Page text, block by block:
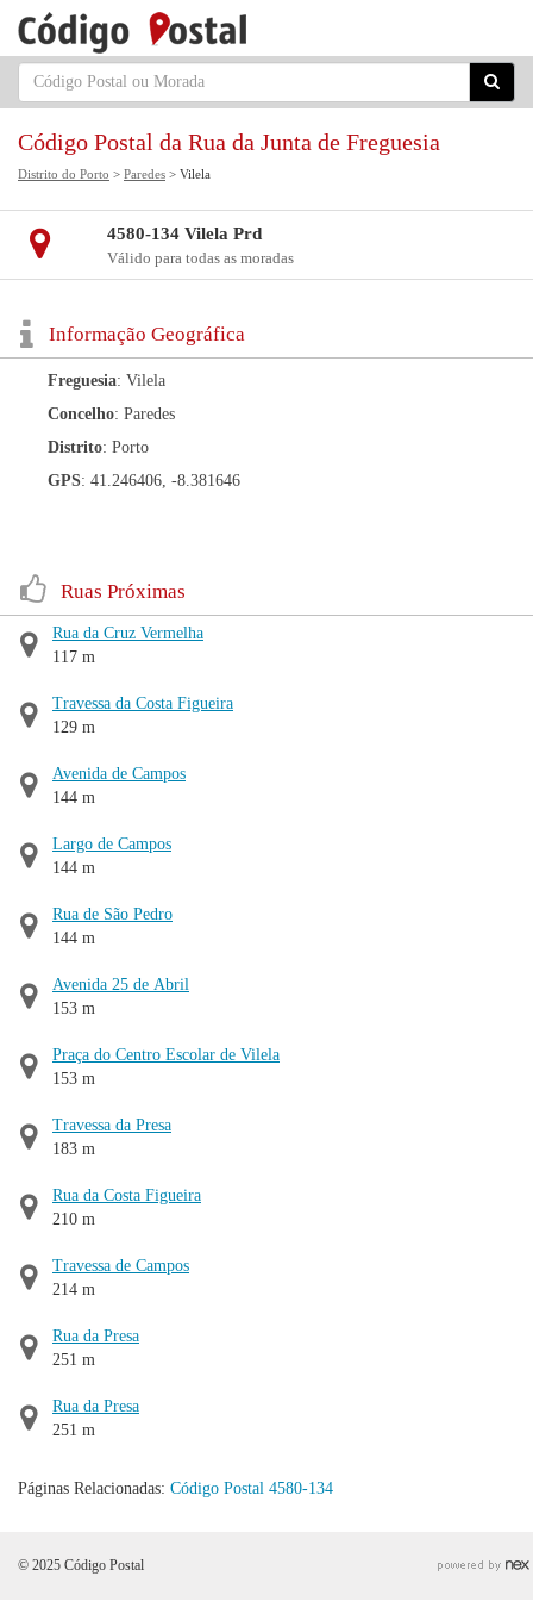
Código Postal da Rua da Junta de Freguesia
Distrito do Porto > Paredes > Vilela
4580-134 Vilela Prd
Válido para todas as moradas
Informação Geográfica
Freguesia: Vilela
Concelho: Paredes
Distrito: Porto
GPS: 41.246406, -8.381646
Ruas Próximas
Rua da Cruz Vermelha
117 m
Travessa da Costa Figueira
129 m
Avenida de Campos
144 m
Largo de Campos
144 m
Rua de São Pedro
144 m
Avenida 25 de Abril
153 m
Praça do Centro Escolar de Vilela
153 m
Travessa da Presa
183 m
Rua da Costa Figueira
210 m
Travessa de Campos
214 m
Rua da Presa
251 m
Rua da Presa
251 m
Páginas Relacionadas: Código Postal 4580-134
© 2025 Código Postal